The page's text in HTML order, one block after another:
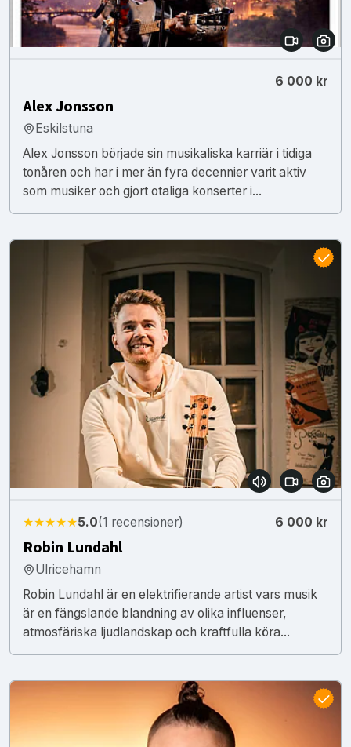
6 000 kr
Alex Jonsson
Eskilstuna
Alex Jonsson började sin musikaliska karriär i tidiga
tonåren och har i mer än fyra decennier varit aktiv
som musiker och gjort otaliga konserter i...
★★★★★5.0(1 recensioner) 6 000 kr
Robin Lundahl
Ulricehamn
Robin Lundahl är en elektrifierande artist vars musik
är en fängslande blandning av olika influenser,
atmosfäriska ljudlandskap och kraftfulla köra...